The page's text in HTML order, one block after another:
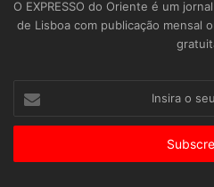
O EXPRESSO do Oriente é um
de Lisboa com publicação mensal
seu